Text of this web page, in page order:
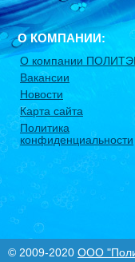
О КОМПАНИИ:
О компании
Вакансии
Новости
Карта сайта
Политика
конфиденциальности
© 2009-2020 ООО